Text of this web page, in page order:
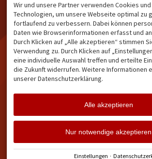
Kleinwalsertal und beliebte
Urlaubsziele wie die
Hörnerdörfer, Alpsee-
Grünten, Oberstaufen oder
Wertach im Allgäu.
Leistungsträger
südlichen
starke Plattform
NETZWERK &
ca. 36.700
Instagram
Barrierefreiheit Vertrag
Facebook Instagram
Wir und unsere Partner verwenden Cookies
Technologien, um unsere Webseite optimal zu
fortlaufend zu verbessern. Dabei können
Daten wie Browserinformationen erfasst und
Durch Klicken auf „Alle akzeptieren“ stimmen
Verwendung zu. Durch Klicken auf
eine individuelle Auswahl treffen und erteilte
die Zukunft widerrufen. Weitere Informationen
unserer Datenschutzerklärung.
Alle akzeptieren
Nur notwendige akzeptieren
Einstellungen ·